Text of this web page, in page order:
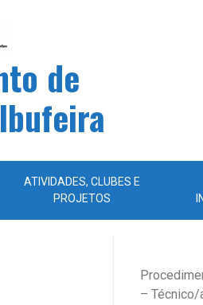
de
ATIVIDADES, CLUBES E
PROJETOS
– Técnico/